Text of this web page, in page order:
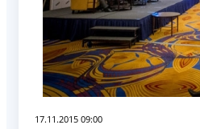
17.11.2015 09:00